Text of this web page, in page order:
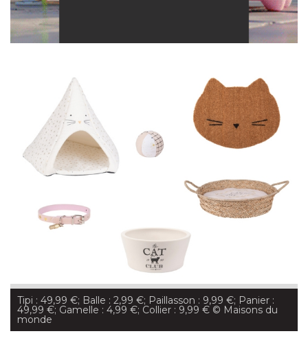
Tipi : 49,99 €; Balle : 2,99 €; Paillasson : 9,99 €; Panier :
49,99 €; Gamelle : 4,99 €; Collier : 9,99 € © Maisons du
monde